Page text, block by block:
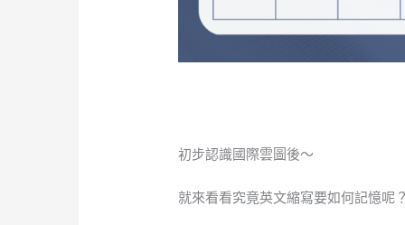
初步認識國際雲圖後～
就來看看究竟英文縮寫要如何記憶呢